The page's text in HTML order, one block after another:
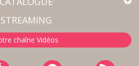
STREAMING
chaîne Vidéos